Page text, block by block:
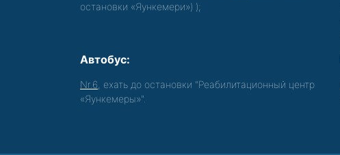
остановки «Яункемери») );
Автобус:
Nr.6 , ехать до остановки "Реабилитационный центр
«Яункемеры»".